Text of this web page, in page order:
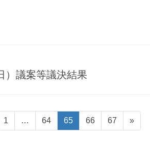
）議案等議決結果
固
定
1 …
固
定
64
固
定
65
固
定
66
固
定
67 »